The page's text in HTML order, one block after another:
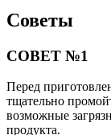
Советы
СОВЕТ №1
Перед
тщательно
возможные
продукта.